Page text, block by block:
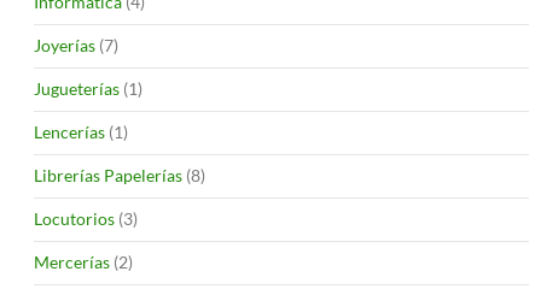
Joyerías (7)
Jugueterías (1)
Lencerías (1)
Librerías Papelerías (8)
Locutorios (3)
Mercerías (2)